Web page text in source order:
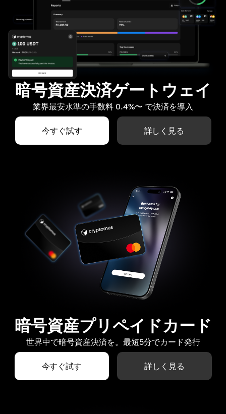
暗号資産決済ゲートウェイ
業界最安水準の手数料 0.4%〜 で決済を導入
今すぐ試す 詳しく見る
暗号資産プリペイドカード
世界中で暗号資産決済を。最短5分でカード発行
今すぐ試す 詳しく見る